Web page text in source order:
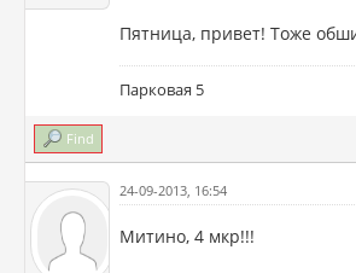
Пятница, привет! Тоже
Парковая 5
Find
24-09-2013, 16:54
Митино, 4 мкр!!!